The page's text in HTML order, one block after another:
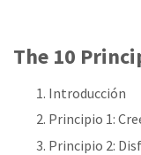
The 10
Introducción
Principio 1:
Principio 2: